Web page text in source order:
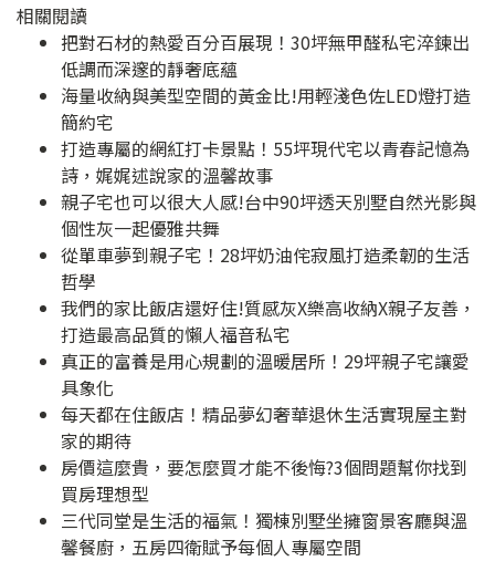
相關閱讀
把對石材的熱愛百分百展現！30坪無甲醛私宅淬鍊出
低調而深邃的靜奢底蘊
海量收納與美型空間的黃金比!用輕淺色佐LED燈打造
簡約宅
打造專屬的網紅打卡景點！55坪現代宅以青春記憶為
詩，娓娓述說家的溫馨故事
親子宅也可以很大人感!台中90坪透天別墅自然光影與
個性灰一起優雅共舞
從單車夢到親子宅！28坪奶油侘寂風打造柔韌的生活
哲學
我們的家比飯店還好住!質感灰X樂高收納X親子友善，
打造最高品質的懶人福音私宅
真正的富養是用心規劃的溫暖居所！29坪親子宅讓愛
具象化
每天都在住飯店！精品夢幻奢華退休生活實現屋主對
家的期待
房價這麼貴，要怎麼買才能不後悔?3個問題幫你找到
買房理想型
三代同堂是生活的福氣！獨棟別墅坐擁窗景客廳與溫
馨餐廚，五房四衛賦予每個人專屬空間